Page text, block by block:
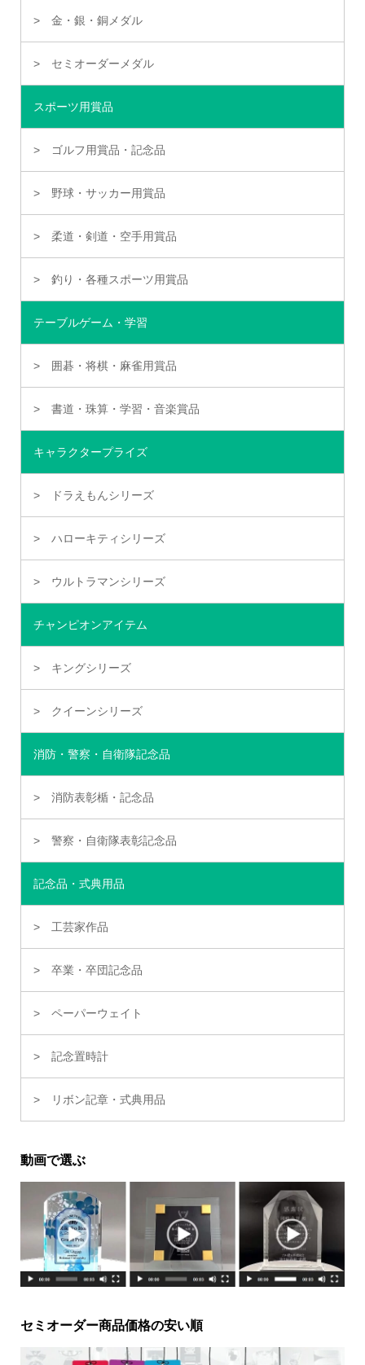
金・銀・銅メダル
セミオーダーメダル
スポーツ用賞品
ゴルフ用賞品・記念品
野球・サッカー用賞品
柔道・剣道・空手用賞品
釣り・各種スポーツ用賞品
テーブルゲーム・学習
囲碁・将棋・麻雀用賞品
書道・珠算・学習・音楽賞品
キャラクタープライズ
ドラえもんシリーズ
ハローキティシリーズ
ウルトラマンシリーズ
チャンピオンアイテム
キングシリーズ
クイーンシリーズ
消防・警察・自衛隊記念品
消防表彰楯・記念品
警察・自衛隊表彰記念品
記念品・式典用品
工芸家作品
卒業・卒団記念品
ペーパーウェイト
記念置時計
リボン記章・式典用品
動画で選ぶ
セミオーダー商品価格の安い順